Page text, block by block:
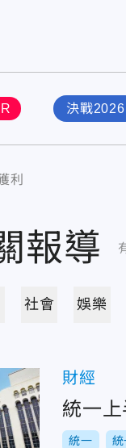
決戰2026
利
報導
社會 娛樂
財經
統一
統一 統